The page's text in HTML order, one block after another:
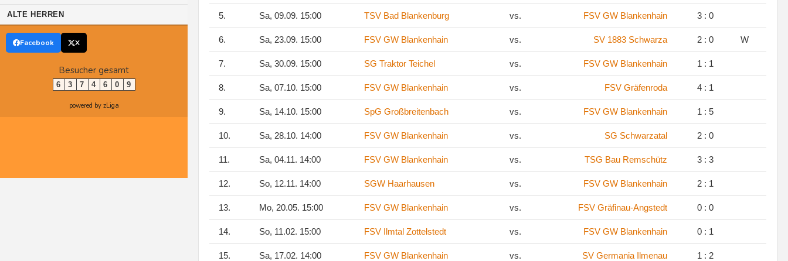
ALTE HERREN
Facebook X
Besucher gesamt
6 3 7 4 6 0 9
powered by zLiga
5. Sa, 09.09. 15:00 TSV Bad Blankenburg vs. FSV GW Blankenhain 3 : 0
6. Sa, 23.09. 15:00 FSV GW Blankenhain vs. SV 1883 Schwarza 2 : 0 W
7. Sa, 30.09. 15:00 SG Traktor Teichel vs. FSV GW Blankenhain 1 : 1
8. Sa, 07.10. 15:00 FSV GW Blankenhain vs. FSV Gräfenroda 4 : 1
9. Sa, 14.10. 15:00 SpG Großbreitenbach vs. FSV GW Blankenhain 1 : 5
10. Sa, 28.10. 14:00 FSV GW Blankenhain vs. SG Schwarzatal 2 : 0
11. Sa, 04.11. 14:00 FSV GW Blankenhain vs. TSG Bau Remschütz 3 : 3
12. So, 12.11. 14:00 SGW Haarhausen vs. FSV GW Blankenhain 2 : 1
13. Mo, 20.05. 15:00 FSV GW Blankenhain vs. FSV Gräfinau-Angstedt 0 : 0
14. So, 11.02. 15:00 FSV Ilmtal Zottelstedt vs. FSV GW Blankenhain 0 : 1
15. Sa, 17.02. 14:00 FSV GW Blankenhain vs. SV Germania Ilmenau 1 : 2